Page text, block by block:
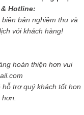
& Hotline:
bản nghiệm thu và
với khách hàng!
hoàn thiện hơn vui
trợ quý khách tốt hơn